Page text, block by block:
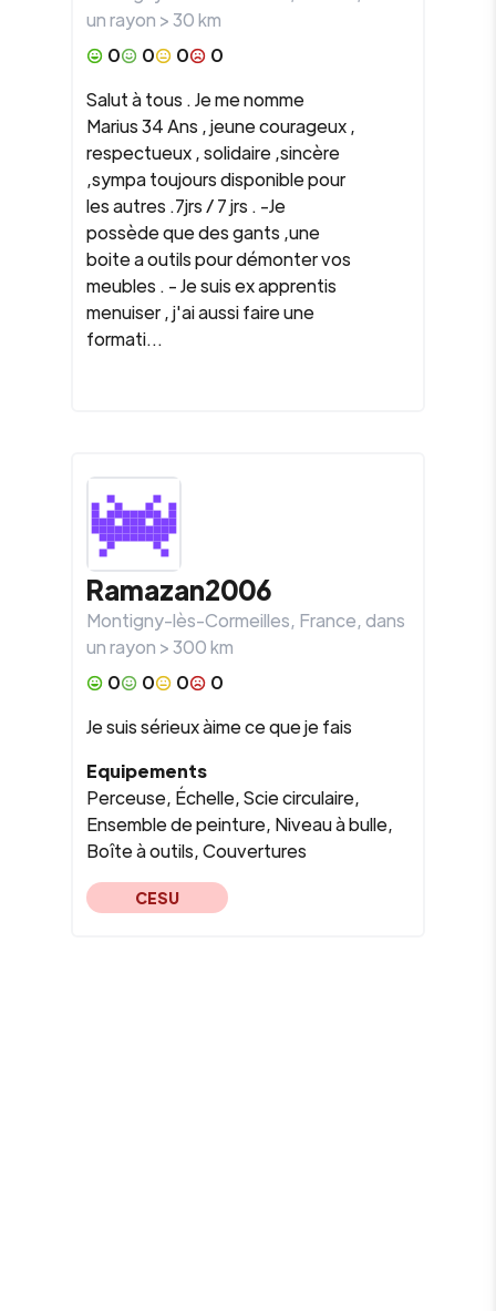
un rayon >30km
0
0 0
0
Salut à tous . Je me nomme
Marius 34 Ans , jeune courageux ,
respectueux , solidaire ,sincère
,sympa toujours disponible pour
les autres .7jrs / 7 jrs . -Je
possède que des gants ,une
boite a outils pour démonter vos
meubles . - Je suis ex apprentis
menuiser , j'ai aussi faire une
formati...
Ramazan2006
Montigny-lès-Cormeilles, France, dans
un rayon >300km
0
0 0
0
Je suis sérieux àime ce que je fais
Equipements
Perceuse, Échelle, Scie circulaire,
Ensemble de peinture, Niveau à bulle,
Boîte à outils, Couvertures
CESU